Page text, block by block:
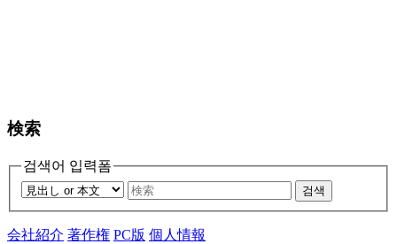
検索
검색어 입력폼
검색
会社紹介 著作権 PC版 個人情報